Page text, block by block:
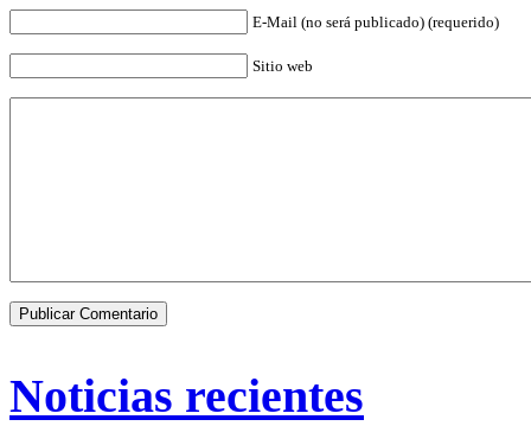
E-Mail (no será publicado) (requerido)
Sitio web
Noticias recientes